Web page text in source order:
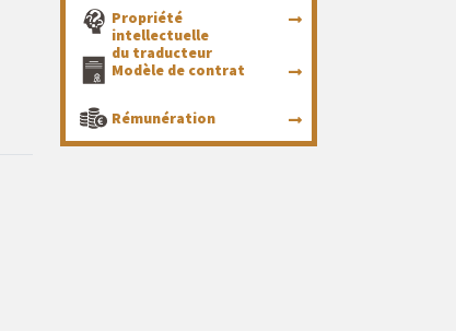
Propriété
intellectuelle
du traducteur
Modèle de contrat
Rémunération